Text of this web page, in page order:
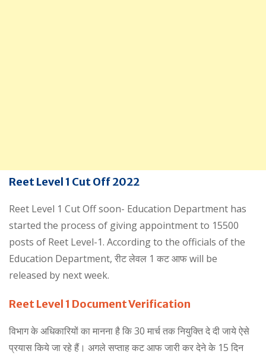
Reet Level 1 Cut Off 2022
Reet Level 1 Cut Off soon- Education Department has
started the process of giving appointment to 15500
posts of Reet Level-1. According to the officials of the
Education Department, रीट लेवल 1 कट आफ will be
released by next week.
Reet Level 1 Document Verification
विभाग के अधिकारियों का मानना है कि 30 मार्च तक नियुक्ति दे दी जाये ऐसे
प्रयास किये जा रहे हैं। अगले सप्ताह कट आफ जारी कर देने के 15 दिन